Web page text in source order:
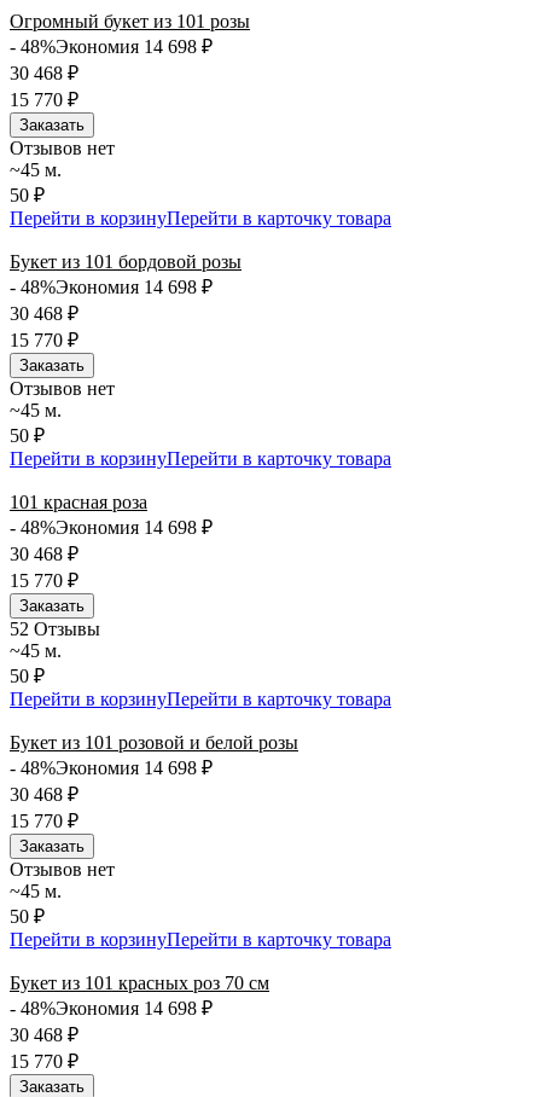
Огромный букет из 101 розы
- 48%Экономия 14 698 ₽
30 468 ₽
15 770 ₽
Заказать
Отзывов нет
~45 м.
50 ₽
Перейти в корзинуПерейти в карточку товара
Букет из 101 бордовой розы
- 48%Экономия 14 698 ₽
30 468 ₽
15 770 ₽
Заказать
Отзывов нет
~45 м.
50 ₽
Перейти в корзинуПерейти в карточку товара
101 красная роза
- 48%Экономия 14 698 ₽
30 468 ₽
15 770 ₽
Заказать
52 Отзывы
~45 м.
50 ₽
Перейти в корзинуПерейти в карточку товара
Букет из 101 розовой и белой розы
- 48%Экономия 14 698 ₽
30 468 ₽
15 770 ₽
Заказать
Отзывов нет
~45 м.
50 ₽
Перейти в корзинуПерейти в карточку товара
Букет из 101 красных роз 70 см
- 48%Экономия 14 698 ₽
30 468 ₽
15 770 ₽
Заказать